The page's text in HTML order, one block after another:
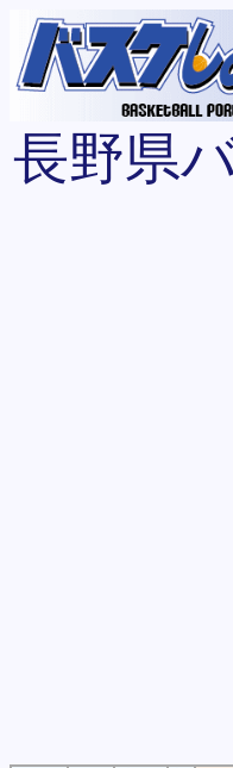
長野県